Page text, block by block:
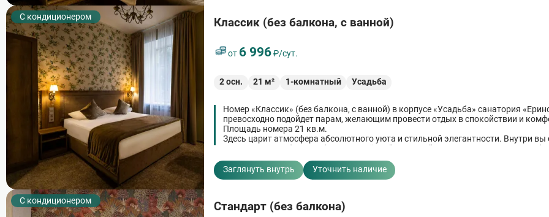
С кондиционером Классик (без балкона, с ванной)
от 6 996₽/сут.
2осн. 21 м² 1-комнатный Усадьба
Номер «Классик» (без балкона, с ванной) в корпусе «Усадьба» санатория
превосходно подойдет парам, желающим провести отдых в спокойствии и
Площадь номера 21 кв.м.
Здесь царит атмосфера абсолютного уюта и стильной элегантности. Внутри вы
почувствуете себя дома благодаря тёплой цветовой гамме и качественному
интерьера. Каждый элемент обстановки подчеркивает красоту деталей и дарит
ощущения полной гармонии.
Заглянуть внутрь Уточнить наличие
С кондиционером Стандарт (без балкона)